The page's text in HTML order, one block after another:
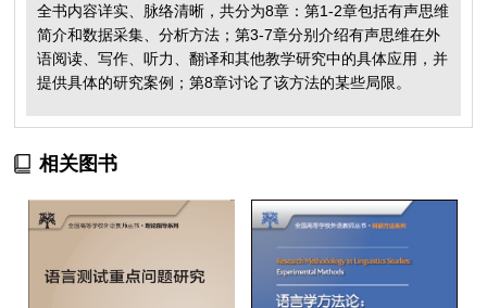
全书内容详实、脉络清晰，共分为8章：第1-2章包括有声思维
简介和数据采集、分析方法；第3-7章分别介绍有声思维在外
语阅读、写作、听力、翻译和其他教学研究中的具体应用，并
提供具体的研究案例；第8章讨论了该方法的某些局限。
相关图书